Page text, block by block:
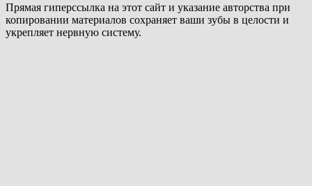
Прямая гиперссылка на этот сайт и указание авторства при
копировании материалов сохраняет ваши зубы в целости и
укрепляет нервную систему.